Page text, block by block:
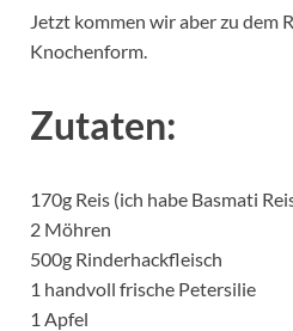
Jetzt kommen wir aber zu dem
Knochenform.
Zutaten:
170g Reis (ich habe Basmati
2 Möhren
500g Rinderhackfleisch
1 handvoll frische Petersilie
1 Apfel